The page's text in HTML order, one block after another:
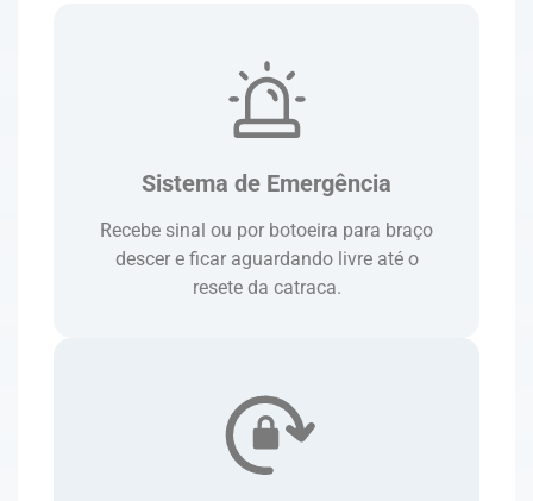
Sistema de Emergência
Recebe sinal ou por botoeira para braço
descer e ficar aguardando livre até o
resete da catraca.